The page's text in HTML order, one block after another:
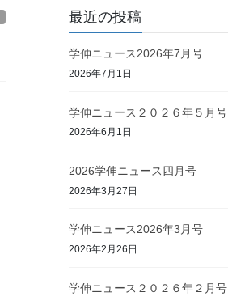
最近の投稿
学伸ニュース2026年7月号
2026年7月1日
学伸ニュース２０２６年５月号
2026年6月1日
2026学伸ニュース四月号
2026年3月27日
学伸ニュース2026年3月号
2026年2月26日
学伸ニュース２０２６年２月号